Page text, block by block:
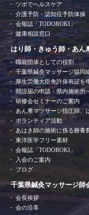
ツボでヘルスケア
介護予防・認知症予防体操
会報誌「TODOROKI」
健康相談窓口
はり師・きゅう師・あん
職能団体としての役割
千葉県鍼灸マッサージ協同
厚生労働大臣免許保有証を
開設届の申請・県内施術所
研修会セミナーのご案内
あん摩マツサージ指圧師、
ボランティア活動
あはき師の施術に係る療養
東洋医学フリー素材
会報誌「TODOROKI」
入会のご案内
ブログ
千葉県鍼灸マッサージ師
会長挨拶
会の沿革